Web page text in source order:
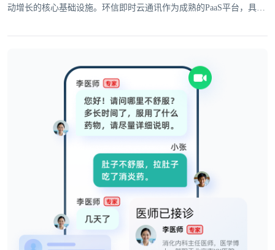
动增长的核心基础设施。环信即时云通讯作为成熟的PaaS平台，具备
疗、教育等多领域需求，为企业业务创新注入强劲动力。